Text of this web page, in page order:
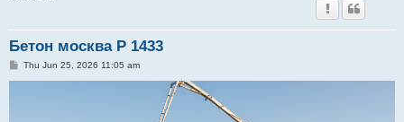
Бетон москва Р 1433
PThu Jun 25, 2026 11:05 am